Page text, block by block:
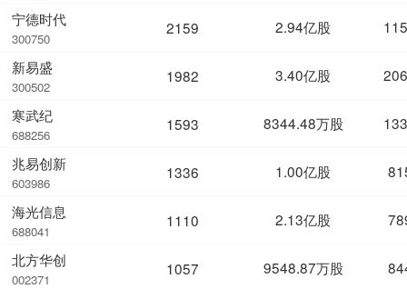
宁德时代
300750
新易盛
300502
寒武纪
688256
兆易创新
603986
海光信息
688041
北方华创
002371
2159 2.94亿股
1982 3.40亿股
1593 8344.48万股
1336 1.00亿股
1110 2.13亿股
1057 9548.87万股